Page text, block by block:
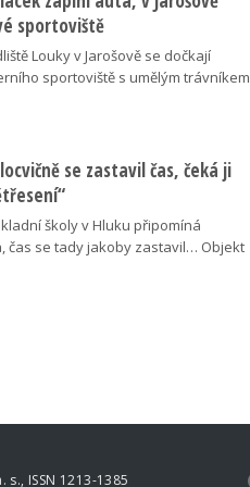
sportoviště
Louky v Jarošově se dočkají
sportoviště s umělým trávníkem
se zastavil čas, čeká ji
školy v Hluku připomíná
čas se tady jakoby zastavil… Objekt
s., ISSN 1213-1385